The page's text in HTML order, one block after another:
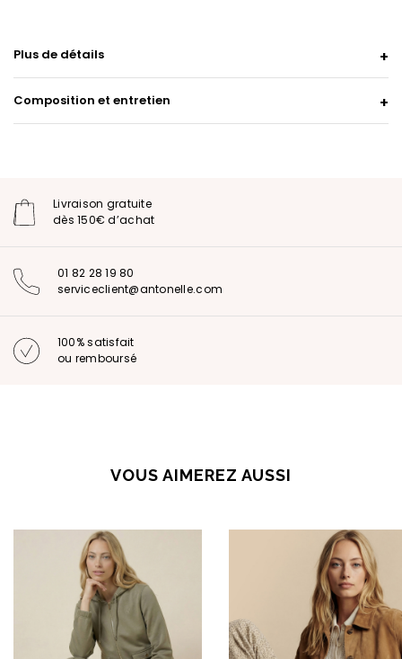
Plus de détails
Composition et entretien
Livraison gratuite
dès 150€ d’achat
01 82 28 19 80
serviceclient@antonelle.com
100% satisfait
ou remboursé
VOUS AIMEREZ AUSSI